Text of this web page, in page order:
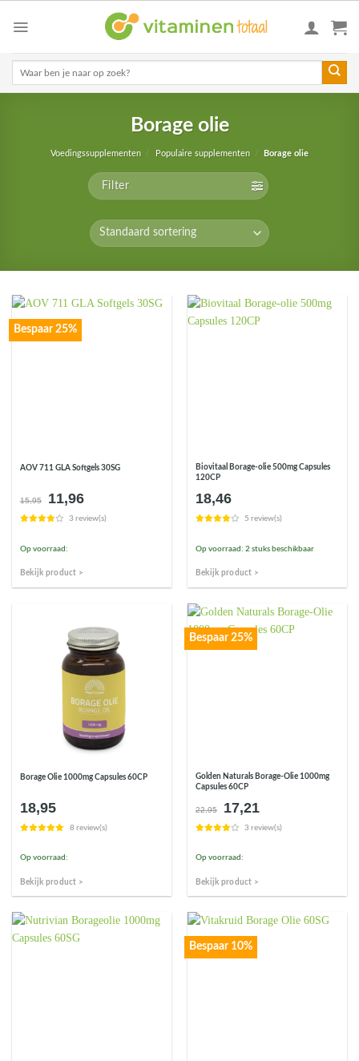
Borage olie
Voedingssupplementen / Populaire supplementen / Borage olie
Filter
Bespaar 25%
AOV 711 GLA Softgels 30SG
15,95
Oorspronkelijke
prijs
was:
11,96Huidige
prijs
is:
3 review(s)
Op voorraad:
Bekijk product >
Biovitaal Borage-olie 500mg Capsules
120CP
18,46
5 review(s)
Op voorraad: 2 stuks beschikbaar
Bekijk product >
Borage Olie 1000mg Capsules 60CP
18,95
8 review(s)
Op voorraad:
Bekijk product >
Bespaar 25%
Golden Naturals Borage-Olie 1000mg
Capsules 60CP
22,95
Oorspronkelijke
prijs
was:
17,21
prijs
is:
3 review(s)
Op voorraad:
Bekijk product >
Bespaar 10%